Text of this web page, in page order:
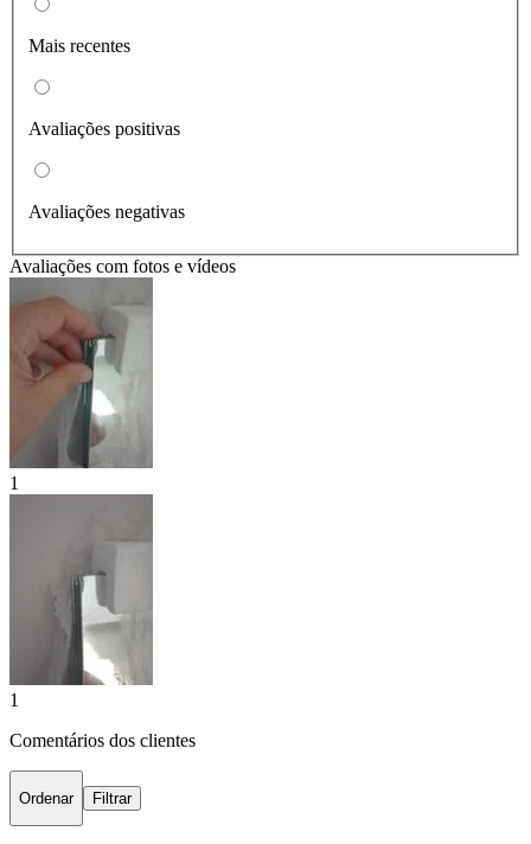
Mais recentes
Avaliações positivas
Avaliações negativas
Avaliações com fotos e vídeos
1
1
Comentários dos clientes
Ordenar Filtrar